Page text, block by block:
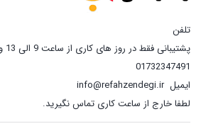
تلفن
پشتیبانی فقط در روز های کاری از ساعت 9 الی 13 و 17 الی 20، 09022442002
01732347491
ایمیلinfo@refahzendegi.ir
لطفا خارج از ساعت کاری تماس نگیرید.